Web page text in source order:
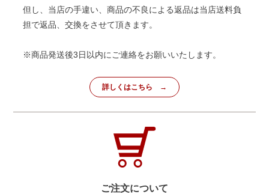
但し、当店の手違い、商品の不良による返品は当店送料負
担で返品、交換をさせて頂きます。
※商品発送後3日以内にご連絡をお願いいたします。
詳しくはこちら
ご注文について